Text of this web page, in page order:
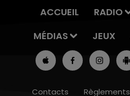
ACCUEIL RADIO
MÉDIAS
JEUX
Contacts Règlements